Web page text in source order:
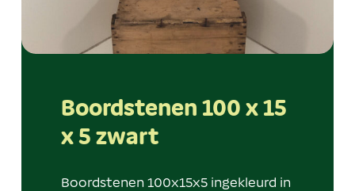
Boordstenen 100 x 15
x 5 zwart
Boordstenen 100x15x5 ingekleurd in